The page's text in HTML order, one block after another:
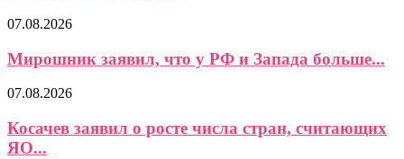
07.08.2026
Мирошник заявил, что у РФ и Запада больше...
07.08.2026
Косачев заявил о росте числа стран, считающих
ЯО...